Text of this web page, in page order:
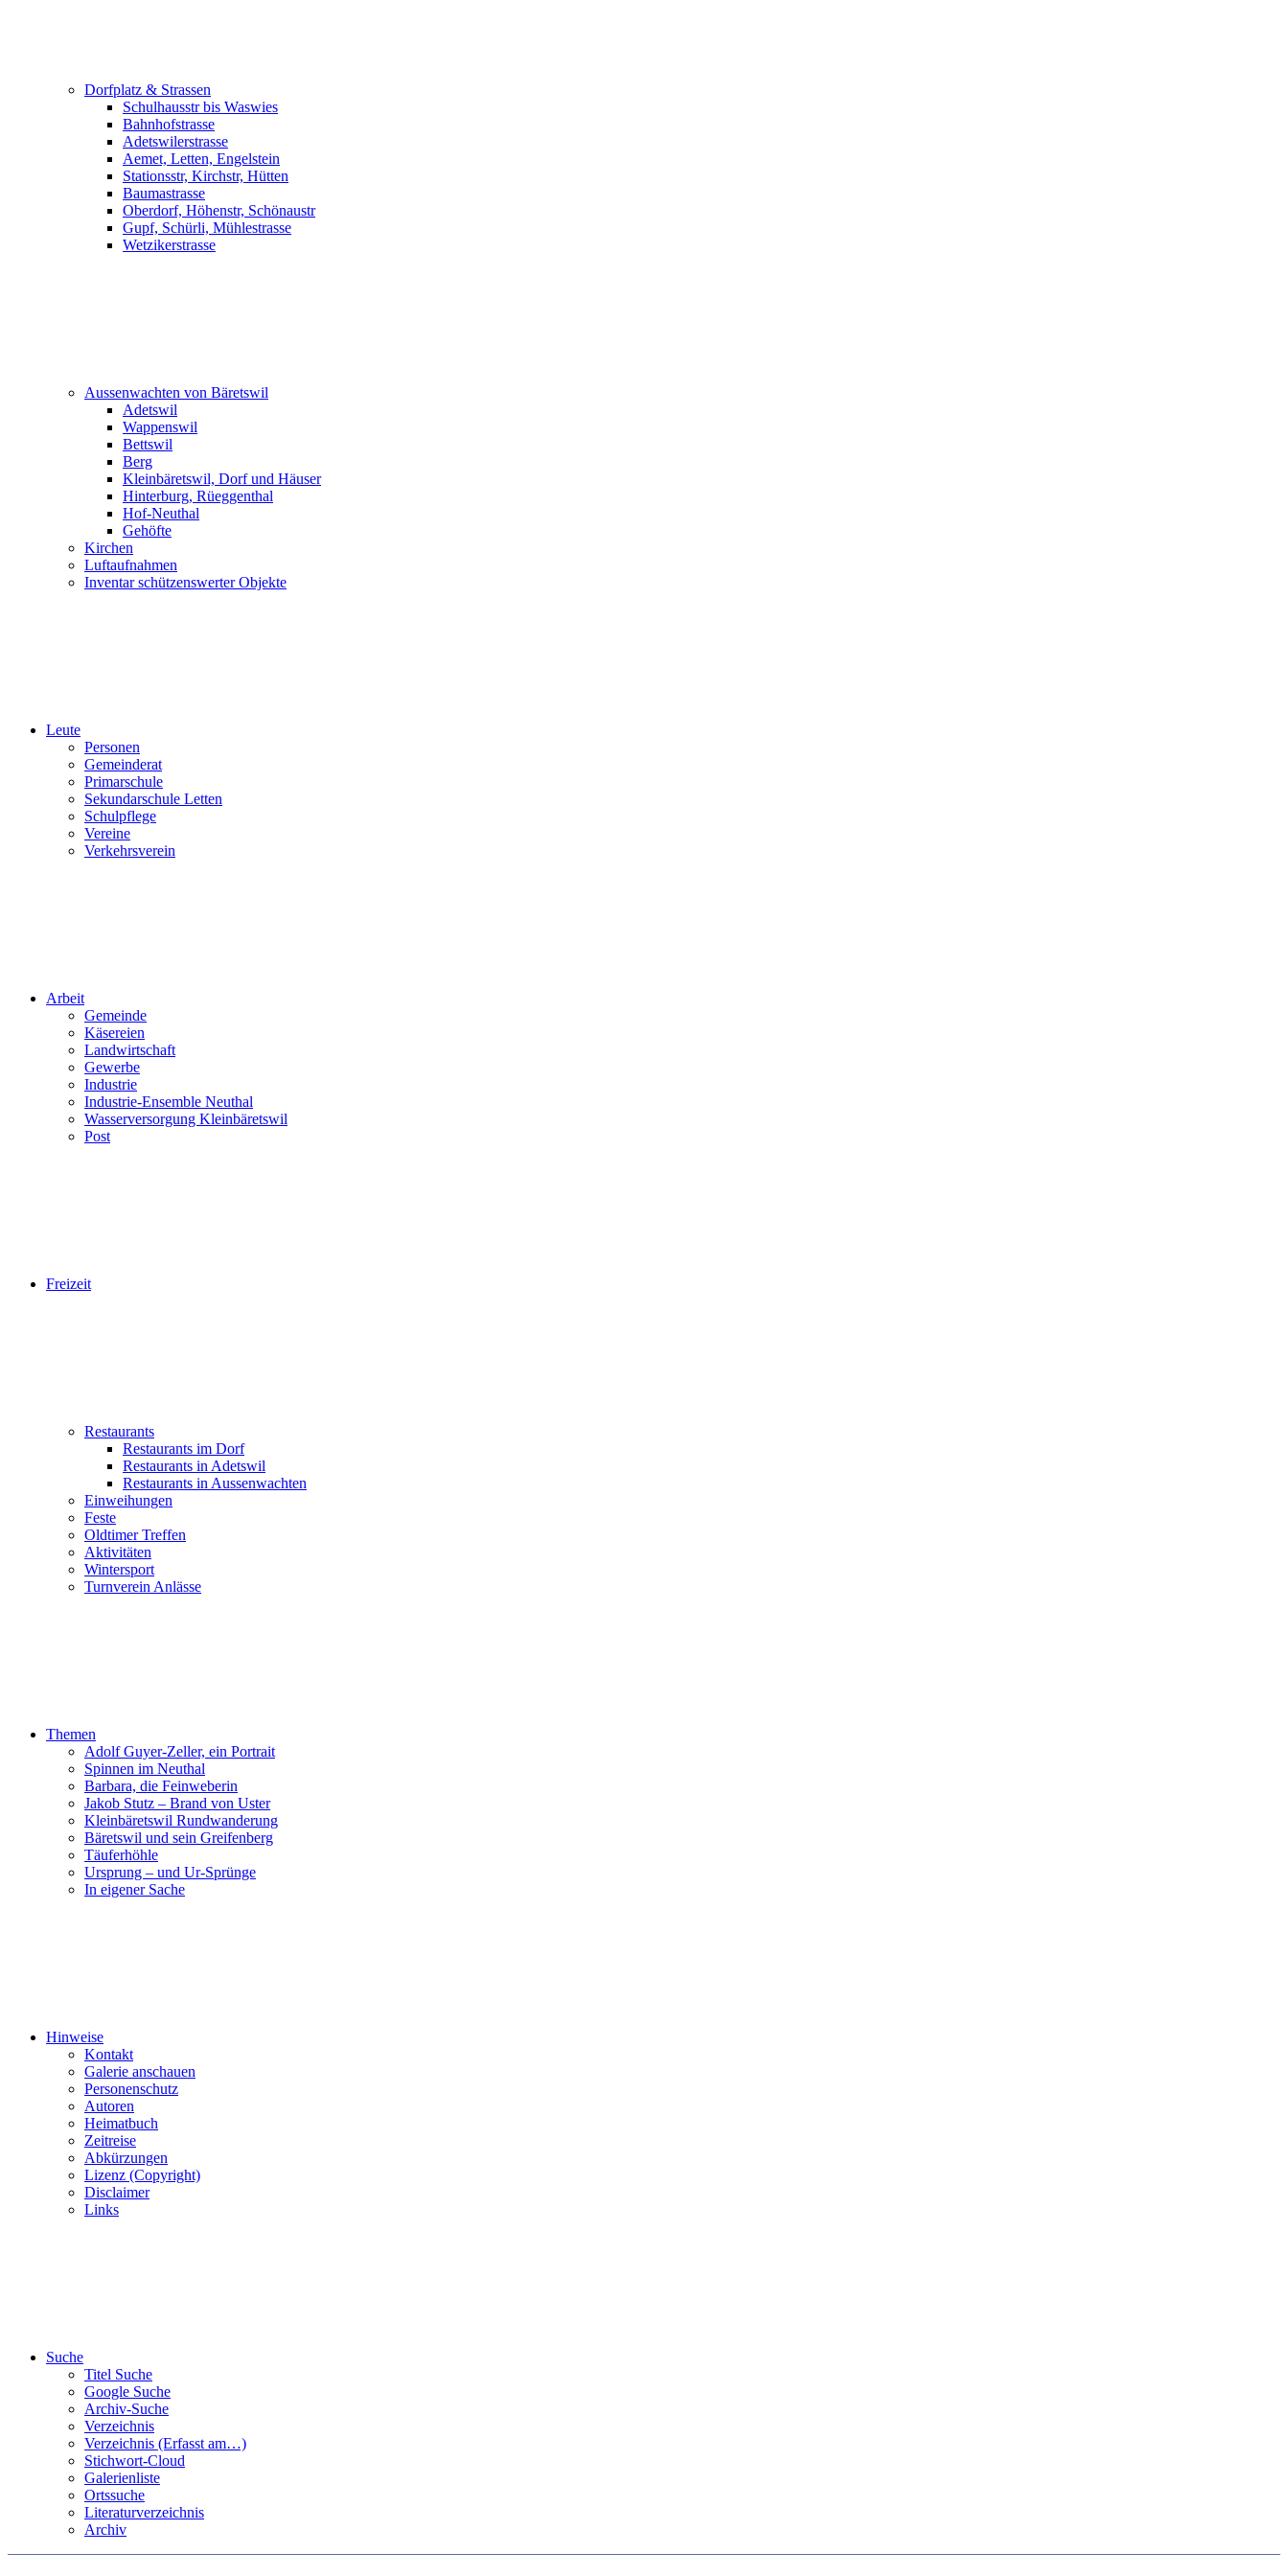
Dorfplatz & Strassen
Schulhausstr bis Waswies
Bahnhofstrasse
Adetswilerstrasse
Aemet, Letten, Engelstein
Stationsstr, Kirchstr, Hütten
Baumastrasse
Oberdorf, Höhenstr, Schönaustr
Gupf, Schürli, Mühlestrasse
Wetzikerstrasse
Aussenwachten von Bäretswil
Adetswil
Wappenswil
Bettswil
Berg
Kleinbäretswil, Dorf und Häuser
Hinterburg, Rüeggenthal
Hof-Neuthal
Gehöfte
Kirchen
Luftaufnahmen
Inventar schützenswerter Objekte
Leute
Personen
Gemeinderat
Primarschule
Sekundarschule Letten
Schulpflege
Vereine
Verkehrsverein
Arbeit
Gemeinde
Käsereien
Landwirtschaft
Gewerbe
Industrie
Industrie-Ensemble Neuthal
Wasserversorgung Kleinbäretswil
Post
Freizeit
Restaurants
Restaurants im Dorf
Restaurants in Adetswil
Restaurants in Aussenwachten
Einweihungen
Feste
Oldtimer Treffen
Aktivitäten
Wintersport
Turnverein Anlässe
Themen
Adolf Guyer-Zeller, ein Portrait
Spinnen im Neuthal
Barbara, die Feinweberin
Jakob Stutz – Brand von Uster
Kleinbäretswil Rundwanderung
Bäretswil und sein Greifenberg
Täuferhöhle
Ursprung – und Ur-Sprünge
In eigener Sache
Hinweise
Kontakt
Galerie anschauen
Personenschutz
Autoren
Heimatbuch
Zeitreise
Abkürzungen
Lizenz (Copyright)
Disclaimer
Links
Suche
Titel Suche
Google Suche
Archiv-Suche
Verzeichnis
Verzeichnis (Erfasst am…)
Stichwort-Cloud
Galerienliste
Ortssuche
Literaturverzeichnis
Archiv